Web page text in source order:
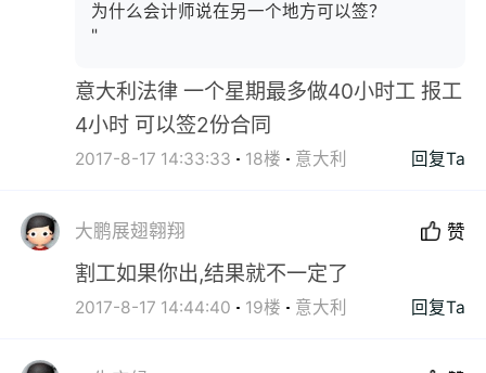
为什么会计师说在另一个地方可以签？
"
意大利法律 一个星期最多做40小时工 报工
4小时 可以签2份合同
2017-8-17 14:33:33 18楼 意大利 回复Ta
大鹏展翅翱翔 赞
割工如果你出,结果就不一定了
2017-8-17 14:44:40 19楼 意大利 回复Ta